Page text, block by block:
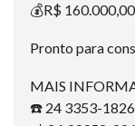
💰R$ 160.000,00
Pronto para
MAIS
☎️ 24 3353-1826